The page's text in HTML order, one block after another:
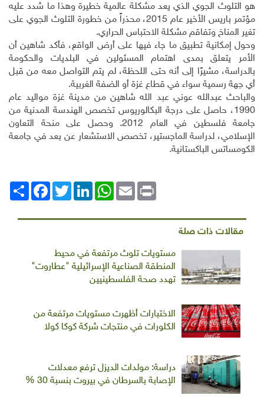
هو التلوث الجوي الذي يعد مشكلة عالمية خطيرة وهذا ما شدد عليه
مؤتمر باريس الأخير عام 2015، محذراً من خطورة التلوث الجوي على
تغير المناخ وتفاقم مشكلة الاحتباس الحراري.
وحول إمكانية تطبيق ما جاء فيها على أرض الواقع، فأكد شاهين أن
الأمر يتعلق بمدى اهتمام المسئولين في البلديات والحكومة
بالدراسة، مشيرًا إلى أنه حتى اللحظة، لم يتم التواصل معه من قبل
أي جهة رسمية سواء في قطاع غزة أو الضفة الغربية.
والباحث عبدالله عوني عبد الله شاهين من مدينة غزة مواليد عام
1990، حاصل على درجة البكالوريوس تخصص الهندسة المدنية من
جامعة فلسطين في العام 2012. وحصل على منحة التعاون
الإسلامي، لدراسة الماجستير، تخصص الاستشعار عن بعد في جامعة
الكومساتس الباكستانية.
انشر
FacebookTwitterLinkedIn
WhatsAppEmail Print
مقالات ذات صلة
مستويات تلوث مرتفعة في محيط
المنطقة الصناعية الإسرائيلية "عطاروت"
تهدد صحة الفلسطينيين
الاختبارات أظهرت مستويات مرتفعة من
الكلورات في منتجات شركة كوكا كولا
دراسة: مولدات الديزل ترفع معدلات
الإصابة بالسرطان في بيروت بنسبة 30 %